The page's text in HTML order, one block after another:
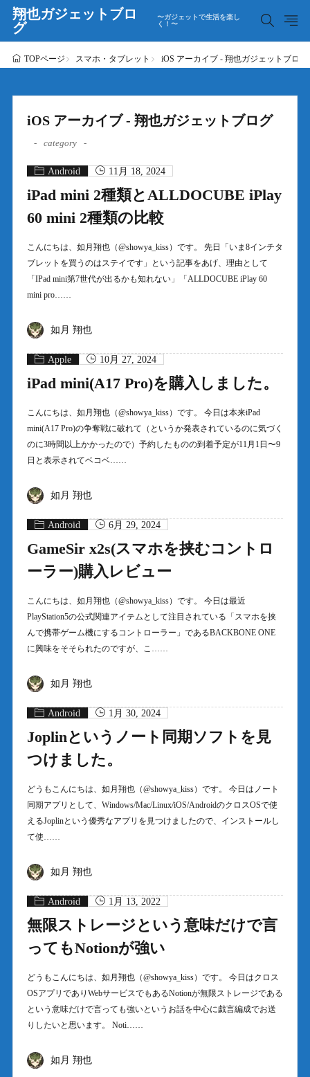
翔也ガジェットブロ
グ
〜ガジェットで生活を楽し
く！〜
TOPページ スマホ・タブレット iOS アーカイブ - 翔也ガジェットブログ
iOS アーカイブ - 翔也ガジェットブログ
category
Android 11月 18, 2024
iPad mini 2種類とALLDOCUBE iPlay
60 mini 2種類の比較
こんにちは、如月翔也（@showya_kiss）です。 先日「いま8インチタ
ブレットを買うのはステイです」という記事をあげ、理由として
「IPad mini第7世代が出るかも知れない」「ALLDOCUBE iPlay 60
mini pro……
如月 翔也
Apple 10月 27, 2024
iPad mini(A17 Pro)を購入しました。
こんにちは、如月翔也（@showya_kiss）です。 今日は本来iPad
mini(A17 Pro)の争奪戦に破れて（というか発表されているのに気づく
のに3時間以上かかったので）予約したものの到着予定が11月1日〜9
日と表示されてベコベ……
如月 翔也
Android 6月 29, 2024
GameSir x2s(スマホを挟むコントロ
ーラー)購入レビュー
こんにちは、如月翔也（@showya_kiss）です。 今日は最近
PlayStation5の公式関連アイテムとして注目されている「スマホを挟
んで携帯ゲーム機にするコントローラー」であるBACKBONE ONE
に興味をそそられたのですが、こ……
如月 翔也
Android 1月 30, 2024
Joplinというノート同期ソフトを見
つけました。
どうもこんにちは、如月翔也（@showya_kiss）です。 今日はノート
同期アプリとして、Windows/Mac/Linux/iOS/AndroidのクロスOSで使
えるJoplinという優秀なアプリを見つけましたので、インストールし
て使……
如月 翔也
Android 1月 13, 2022
無限ストレージという意味だけで言
ってもNotionが強い
どうもこんにちは、如月翔也（@showya_kiss）です。 今日はクロス
OSアプリでありWebサービスでもあるNotionが無限ストレージである
という意味だけで言っても強いというお話を中心に戯言編成でお送
りしたいと思います。 Noti……
如月 翔也